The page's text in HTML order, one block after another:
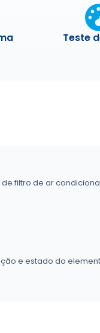
Teste
filtro de ar
e estado do